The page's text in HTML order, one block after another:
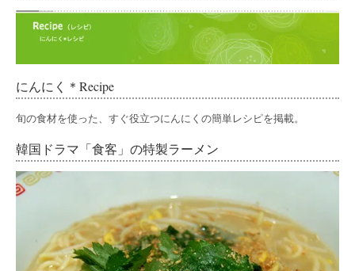
にんにく＊Recipe
旬の食材を使った、すぐ役立つにんにくの簡単レシピを掲載。
韓国ドラマ「食客」の特製ラーメン